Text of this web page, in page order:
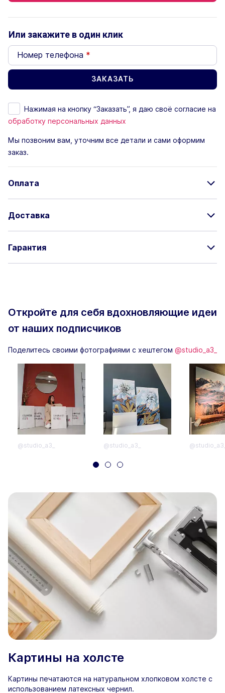
Или закажите в один клик
Номер телефона *
Нажимая на кнопку “Заказать”, я даю своё согласие на
обработку персональных данных
Мы позвоним вам, уточним все детали и сами оформим
заказ.
Оплата
Доставка
Гарантия
Откройте для себя вдохновляющие идеи
от наших подписчиков
Поделитесь своими фотографиями с хештегом @studio_a3_
@studio_a3_ @studio_a3_
Картины на холсте
Картины печатаются на натуральном хлопковом холсте с
использованием латексных чернил.